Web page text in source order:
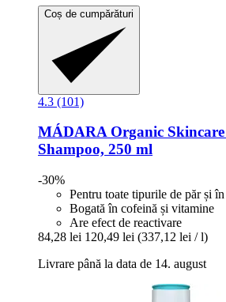
Coș de cumpărături
4.3 (101)
MÁDARA Organic Skincare
Shampoo, 250 ml
-30%
Pentru toate tipurile de păr și
Bogată în cofeină și vitamine
Are efect de reactivare
84,28 lei 120,49 lei (337,12 lei / l)
Livrare până la data de 14. august